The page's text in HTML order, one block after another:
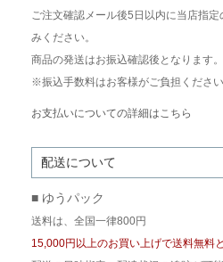
ご注文確認メール後5日以内に当店指
みください。
商品の発送はお振込確認後となります。
※振込手数料はお客様がご負担ください
お支払いについての詳細はこちら
配送について
■ ゆうパック
送料は、全国一律800円
15,000円以上のお買い上げで送料無料